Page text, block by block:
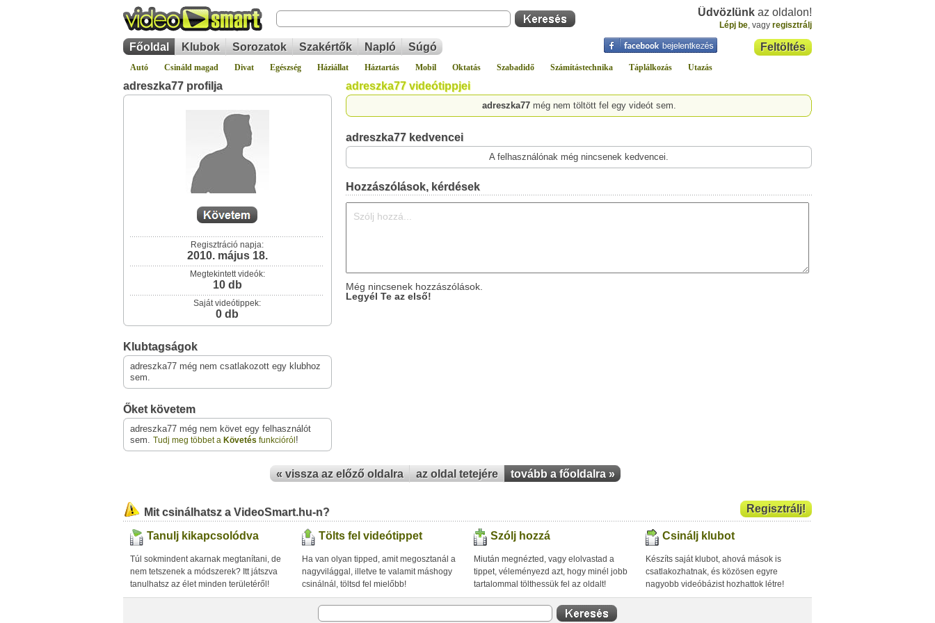
Üdvözlünk az oldalon!
Lépj be, vagy regisztrálj
Feltöltés
Főoldal Klubok Sorozatok Szakértők Napló Súgó
Autó Csináld magad Divat Egészség Háziállat Háztartás Mobil Oktatás Szabadidő Számítástechnika Táplálkozás Utazás
adreszka77 profilja
Regisztráció napja:
2010. május 18.
Megtekintett videók:
10 db
Saját videótippek:
0 db
Klubtagságok
adreszka77 még nem csatlakozott egy klubhoz
sem.
Őket követem
adreszka77 még nem követ egy felhasználót
sem. Tudj meg többet a Követés funkcióról !
adreszka77 videótippjei
adreszka77még nem töltött fel egy videót sem.
adreszka77 kedvencei
A felhasználónak még nincsenek kedvencei.
Hozzászólások, kérdések
Még nincsenek hozzászólások.
Legyél Te az első!
« vissza az előző oldalra az oldal tetejére tovább a főoldalra »
Regisztrálj!
Mit csinálhatsz a VideoSmart.hu-n?
Tanulj kikapcsolódva
Túl sokmindent akarnak megtanítani, de
nem tetszenek a módszerek? Itt játszva
tanulhatsz az élet minden területéről!
Tölts fel videótippet
Ha van olyan tipped, amit megosztanál a
nagyvilággal, illetve te valamit máshogy
csinálnál, töltsd fel mielőbb!
Szólj hozzá
Miután megnézted, vagy elolvastad a
tippet, véleményezd azt, hogy minél jobb
tartalommal tölthessük fel az oldalt!
Csinálj klubot
Készíts saját klubot, ahová mások is
csatlakozhatnak, és közösen egyre
nagyobb videóbázist hozhattok létre!